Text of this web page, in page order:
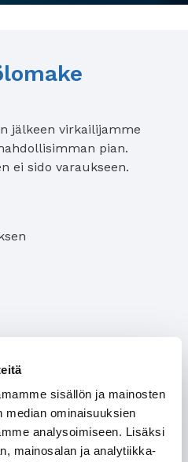
sisällön ja mainosten
median ominaisuuksien
analysoimiseen. Lisäksi
mainosalan ja analytiikka-
jälkeen virkailijamme
pian.
ei sido varaukseen.